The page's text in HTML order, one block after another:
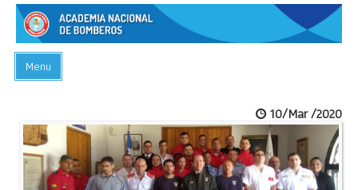
Menu
ACADEMIA
PREGUNTAS FRECUENTES
BIBLIOTECA
10/Mar /2020